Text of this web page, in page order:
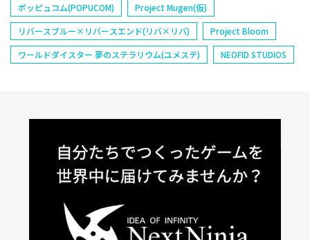
ポッピュコム(POPUCOM)
Project Mugen(仮)
リバースブルー×リバースエンド(リバ×リバ)
Project Bloom
ワールドダイスター 夢のステラリウム(ユメステ)
NEOFID STUDIOS